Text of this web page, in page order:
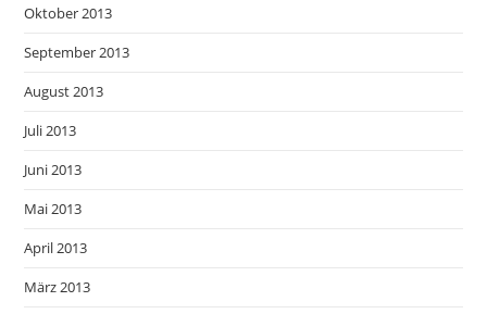
Oktober 2013
September 2013
August 2013
Juli 2013
Juni 2013
Mai 2013
April 2013
März 2013